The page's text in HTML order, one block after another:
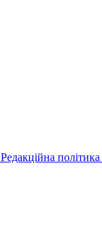
Редакційна політика